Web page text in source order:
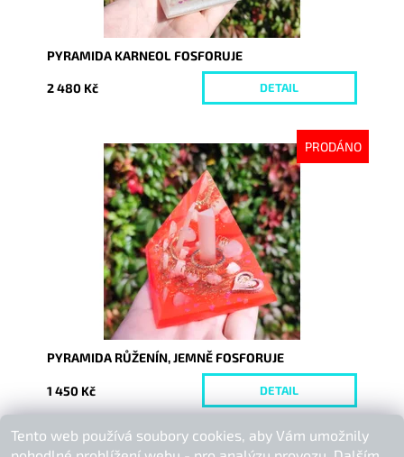
PYRAMIDA KARNEOL FOSFORUJE
2 480 Kč DETAIL
PRODÁNO
Dostupnost:
Vyprodáno
9232
PYRAMIDA RŮŽENÍN, JEMNĚ FOSFORUJE
1 450 Kč DETAIL
Buďte první, kdo napíše příspěvek k této položce.
Tento web používá soubory cookies, aby Vám umožnily